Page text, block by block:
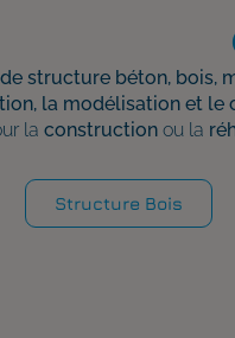
structure béton, bois,
la modélisation et le
la constructionou la
Structure Bois